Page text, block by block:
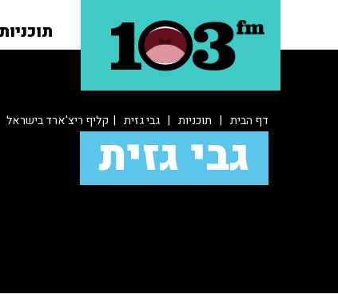
תוכניות
דף הבית | תוכניות | גבי גזית | קליף ריצ'ארד בישראל
גבי גזית